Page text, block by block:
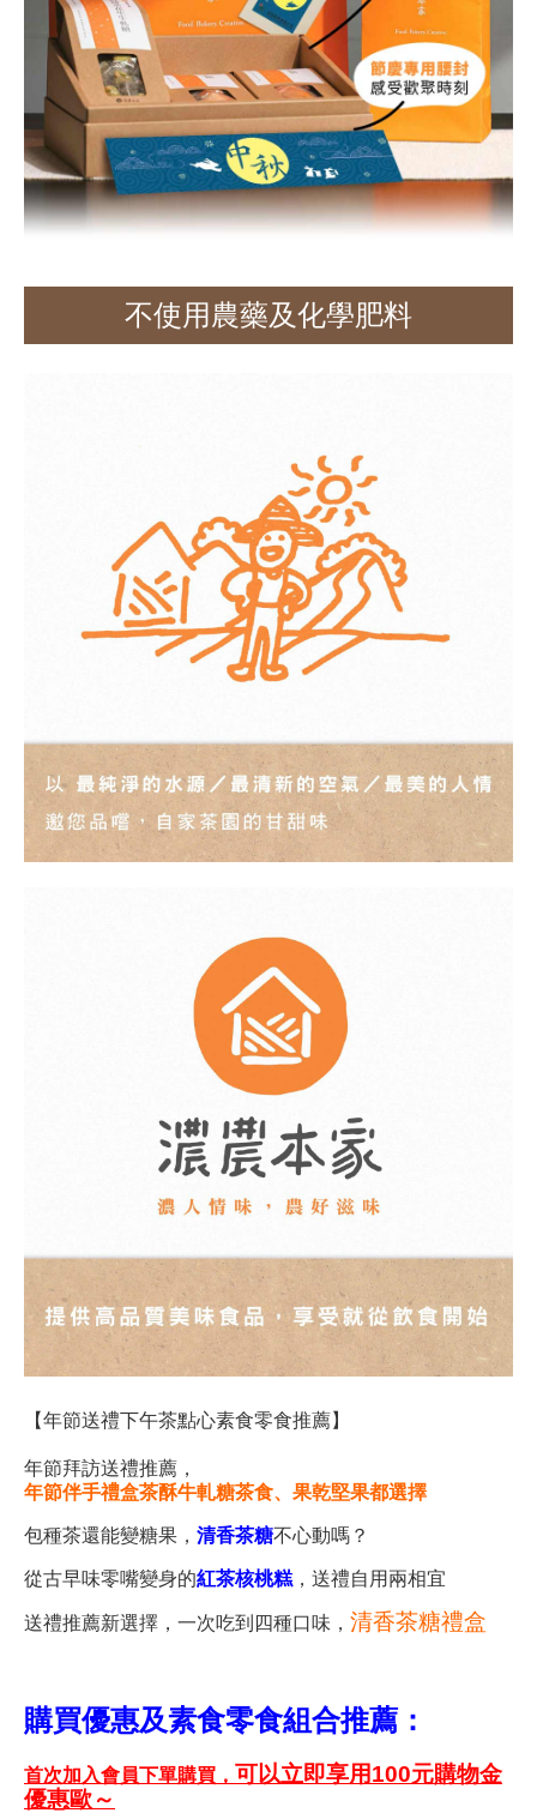
不使用 農藥及化學肥料
【年節送禮下午茶點心素食零食推薦】
年節拜訪送禮推薦，
年節伴手禮盒茶酥牛軋糖茶食、果乾堅果都選擇
包種茶還能變糖果， 清香茶糖不心動嗎？
從古早味零嘴變身的紅茶核桃糕 ，送禮自用兩相宜
送禮推薦新選擇，一次吃到四種口味， 清香茶糖禮盒
購買優惠及素食零食組合推薦：
首次加入會員下單購買， 可以立即享用100元購物金
優惠歐～